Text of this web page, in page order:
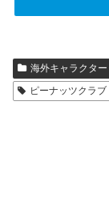
海外キャラクター
ピーナッツクラブ